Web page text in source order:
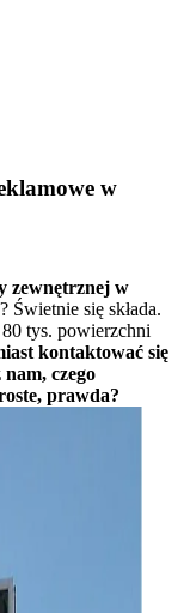
w
zewnętrznej w
się składa.
tys. powierzchni
kontaktować się
czego
prawda?